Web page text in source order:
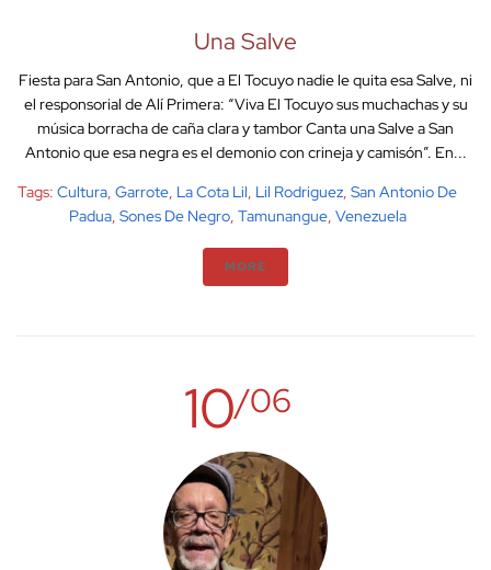
Una Salve
Fiesta para San Antonio, que a El Tocuyo nadie le quita esa Salve, ni
el responsorial de Alí Primera: “Viva El Tocuyo sus muchachas y su
música borracha de caña clara y tambor Canta una Salve a San
Antonio que esa negra es el demonio con crineja y camisón”. En...
Tags: Cultura, Garrote, La Cota Lil, Lil Rodriguez, San Antonio De
Padua, Sones De Negro, Tamunangue, Venezuela
MORE
10/06